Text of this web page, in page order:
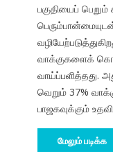
பகுதியைப் பெறும்
வாக்குகளைக்
வாய்ப்பளித்தது.
வெறும் 37%
பாஜகவுக்கும்
மேலும் படிக்க